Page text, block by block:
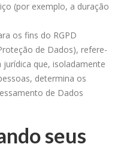
(por exemplo, a duração
os fins do RGPD
de Dados), refere-
que, isoladamente
determina os
de Dados
seus